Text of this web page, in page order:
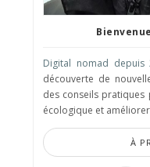
Digital nomad depuis
découverte de
des conseils
écologique et
À